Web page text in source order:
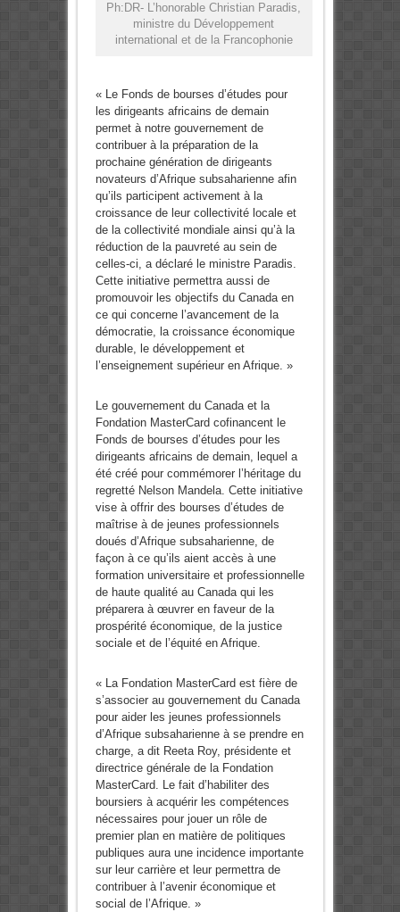
Ph:DR- L’honorable Christian Paradis,
ministre du Développement
international et de la Francophonie
« Le Fonds de bourses d’études pour
les dirigeants africains de demain
permet à notre gouvernement de
contribuer à la préparation de la
prochaine génération de dirigeants
novateurs d’Afrique subsaharienne afin
qu’ils participent activement à la
croissance de leur collectivité locale et
de la collectivité mondiale ainsi qu’à la
réduction de la pauvreté au sein de
celles-ci, a déclaré le ministre Paradis.
Cette initiative permettra aussi de
promouvoir les objectifs du Canada en
ce qui concerne l’avancement de la
démocratie, la croissance économique
durable, le développement et
l’enseignement supérieur en Afrique. »
Le gouvernement du Canada et la
Fondation MasterCard cofinancent le
Fonds de bourses d’études pour les
dirigeants africains de demain, lequel a
été créé pour commémorer l’héritage du
regretté Nelson Mandela. Cette initiative
vise à offrir des bourses d’études de
maîtrise à de jeunes professionnels
doués d’Afrique subsaharienne, de
façon à ce qu’ils aient accès à une
formation universitaire et professionnelle
de haute qualité au Canada qui les
préparera à œuvrer en faveur de la
prospérité économique, de la justice
sociale et de l’équité en Afrique.
« La Fondation MasterCard est fière de
s’associer au gouvernement du Canada
pour aider les jeunes professionnels
d’Afrique subsaharienne à se prendre en
charge, a dit Reeta Roy, présidente et
directrice générale de la Fondation
MasterCard. Le fait d’habiliter des
boursiers à acquérir les compétences
nécessaires pour jouer un rôle de
premier plan en matière de politiques
publiques aura une incidence importante
sur leur carrière et leur permettra de
contribuer à l’avenir économique et
social de l’Afrique. »